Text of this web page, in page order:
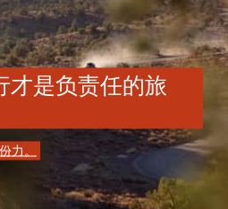
才是负责任的旅
力。